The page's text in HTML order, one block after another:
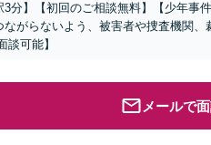
3分】【初回のご相談無料】【少年
ながらないよう、被害者や捜査機関
談可能】
メールで